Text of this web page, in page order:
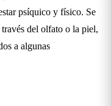
psíquico y físico. Se
través del olfato o la piel,
a algunas